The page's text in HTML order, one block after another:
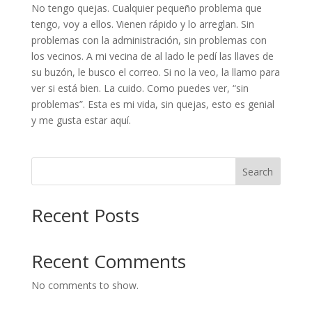
No tengo quejas. Cualquier pequeño problema que
tengo, voy a ellos. Vienen rápido y lo arreglan. Sin
problemas con la administración, sin problemas con
los vecinos. A mi vecina de al lado le pedí las llaves de
su buzón, le busco el correo. Si no la veo, la llamo para
ver si está bien. La cuido. Como puedes ver, “sin
problemas”. Esta es mi vida, sin quejas, esto es genial
y me gusta estar aquí.
Search
Recent Posts
Recent Comments
No comments to show.